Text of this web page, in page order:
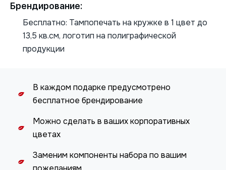
Брендирование:
Бесплатно: Тампопечать на кружке в 1 цвет до
13,5 кв.см, логотип на полиграфической
продукции
В каждом подарке предусмотрено
бесплатное брендирование
Можно сделать в ваших корпоративных
цветах
Заменим компоненты набора по вашим